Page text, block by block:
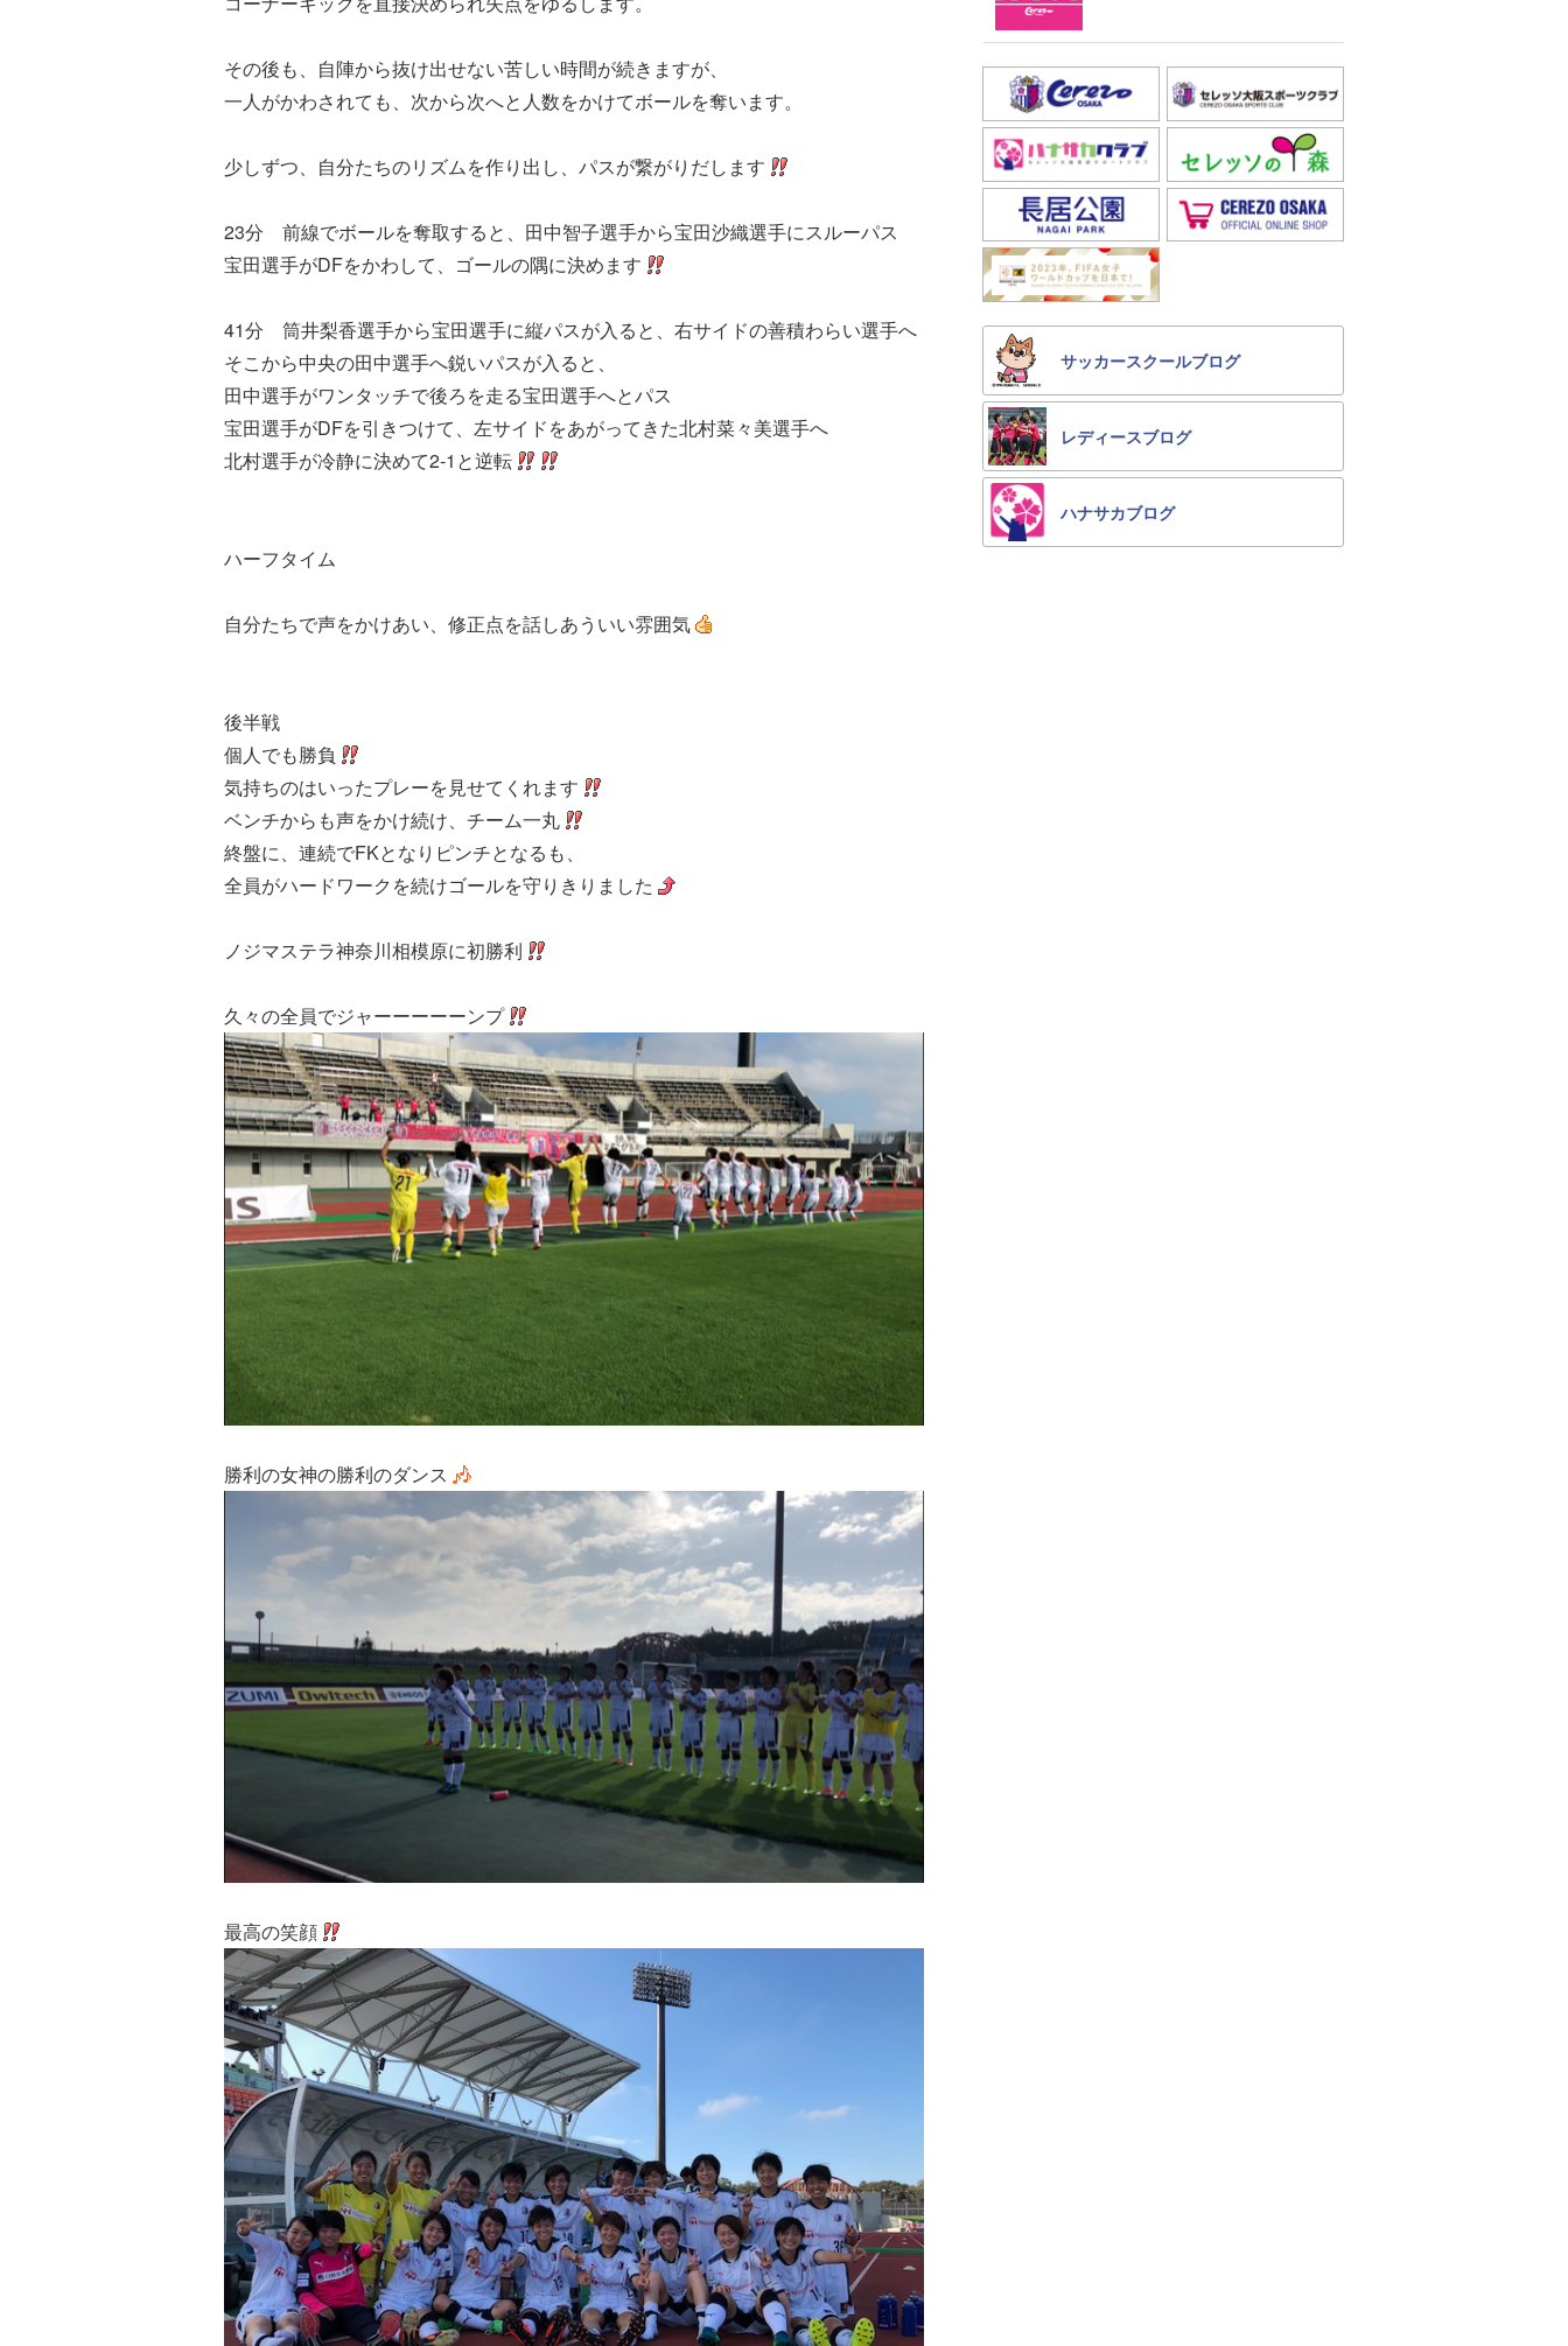
その後も、自陣から抜け出せない苦しい時間が続きますが、
一人がかわされても、次から次へと人数をかけてボールを奪います。
少しずつ、自分たちのリズムを作り出し、パスが繋がりだします
23分 前線でボールを奪取すると、田中智子選手から宝田沙織選手にスルーパス
宝田選手がDFをかわして、ゴールの隅に決めます
41分 筒井梨香選手から宝田選手に縦パスが入ると、右サイドの善積わらい選手へ
そこから中央の田中選手へ鋭いパスが入ると、
田中選手がワンタッチで後ろを走る宝田選手へとパス
宝田選手がDFを引きつけて、左サイドをあがってきた北村菜々美選手へ
北村選手が冷静に決めて2-1と逆転
ハーフタイム
自分たちで声をかけあい、修正点を話しあういい雰囲気
後半戦
個人でも勝負
気持ちのはいったプレーを見せてくれます
ベンチからも声をかけ続け、チーム一丸
終盤に、連続でFKとなりピンチとなるも、
全員がハードワークを続けゴールを守りきりました
ノジマステラ神奈川相模原に初勝利
久々の全員でジャーーーーーンプ
勝利の女神の勝利のダンス
最高の笑顔
サッカースクールブログ
レディースブログ
ハナサカブログ